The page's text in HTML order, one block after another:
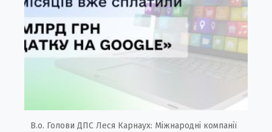
В.о. Голови ДПС Леся Карнаух: Міжнародні компанії